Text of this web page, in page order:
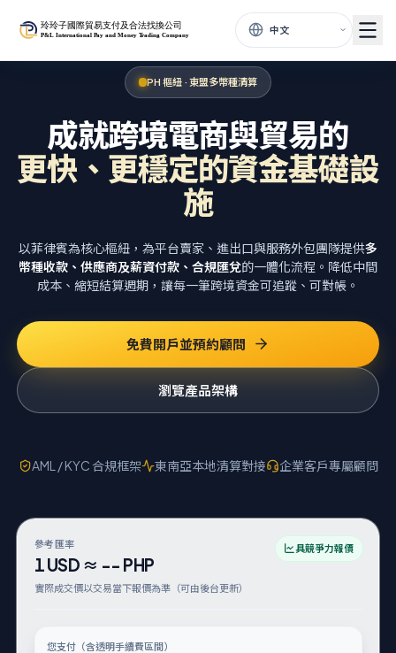
PH 樞紐 · 東盟多幣種清算
成就跨境電商與貿易的
更快、更穩定的資金基礎設
施
以菲律賓為核心樞紐，為平台賣家、進出口與服務外包團隊提供多
幣種收款、供應商及薪資付款、合規匯兌的一體化流程。降低中間
成本、縮短結算週期，讓每一筆跨境資金可追蹤、可對帳。
免費開戶並預約顧問
瀏覽產品架構
AML / KYC 合規框架 東南亞本地清算對接 企業客戶專屬顧問
參考匯率
1USD ≈ -- PHP
實際成交價以交易當下報價為準（可由後台更新）
具競爭力報價
您支付（含透明手續費區間）